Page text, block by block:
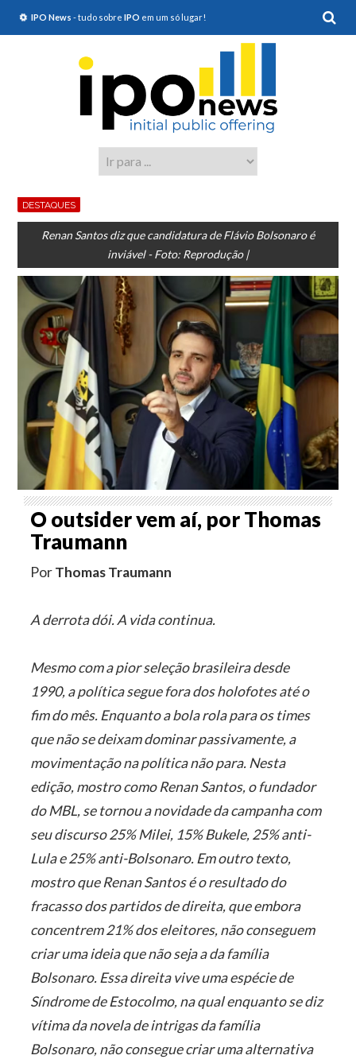
IPO News - tudo sobre IPO em um só lugar!
DESTAQUES
Renan Santos diz que candidatura de Flávio Bolsonaro é
inviável - Foto: Reprodução |
O outsider vem aí, por Thomas
Traumann
PorThomas Traumann
A derrota dói. A vida continua.
Mesmo com a pior seleção brasileira desde
1990, a política segue fora dos holofotes até o
fim do mês. Enquanto a bola rola para os times
que não se deixam dominar passivamente, a
movimentação na política não para. Nesta
edição, mostro como Renan Santos, o fundador
do MBL, se tornou a novidade da campanha com
seu discurso 25% Milei, 15% Bukele, 25% anti-
Lula e 25% anti-Bolsonaro. Em outro texto,
mostro que Renan Santos é o resultado do
fracasso dos partidos de direita, que embora
concentrem 21% dos eleitores, não conseguem
criar uma ideia que não seja a da família
Bolsonaro. Essa direita vive uma espécie de
Síndrome de Estocolmo, na qual enquanto se diz
vítima da novela de intrigas da família
Bolsonaro, não consegue criar uma alternativa